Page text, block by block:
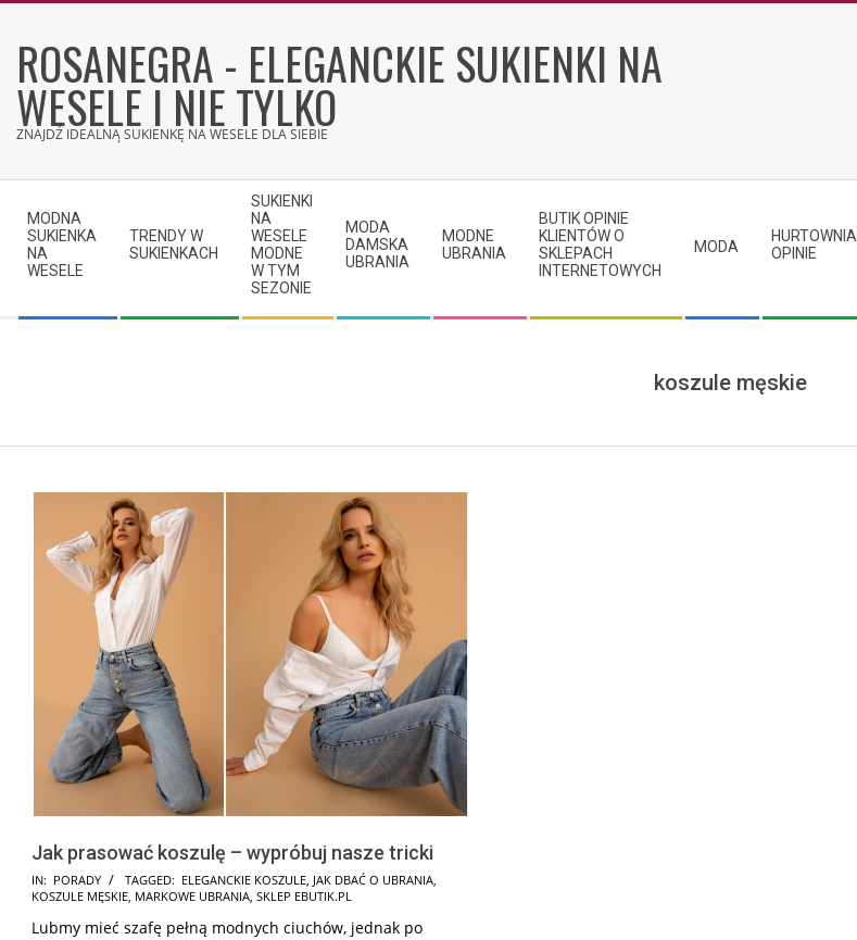
contentROSANEGRA - ELEGANCKIE SUKIENKI NA
WESELE I NIE TYLKO
ZNAJDŹ IDEALNĄ SUKIENKĘ NA WESELE DLA SIEBIE
Navigation
Menu
MODNA
SUKIENKA
NA
WESELE
TRENDY W
SUKIENKACH
SUKIENKI
NA
WESELE
MODNE
W TYM
SEZONIE
MODA
DAMSKA
UBRANIA
MODNE
UBRANIA
BUTIK OPINIE
KLIENTÓW O
SKLEPACH
INTERNETOWYCH
MODA
HURTOWNIA
OPINIE
koszule męskie
Jak prasować koszulę – wypróbuj nasze tricki
2025-
08-
06
IN: PORADY TAGGED: ELEGANCKIE KOSZULE, JAK DBAĆ O UBRANIA,
KOSZULE MĘSKIE, MARKOWE UBRANIA, SKLEP EBUTIK.PL
Lubmy mieć szafę pełną modnych ciuchów, jednak po